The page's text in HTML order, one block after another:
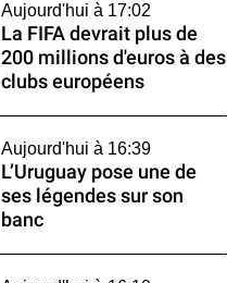
Aujourd'hui à 17:02
La FIFA devrait plus de
200 millions d'euros à des
clubs européens
Aujourd'hui à 16:39
L’Uruguay pose une de
ses légendes sur son
banc